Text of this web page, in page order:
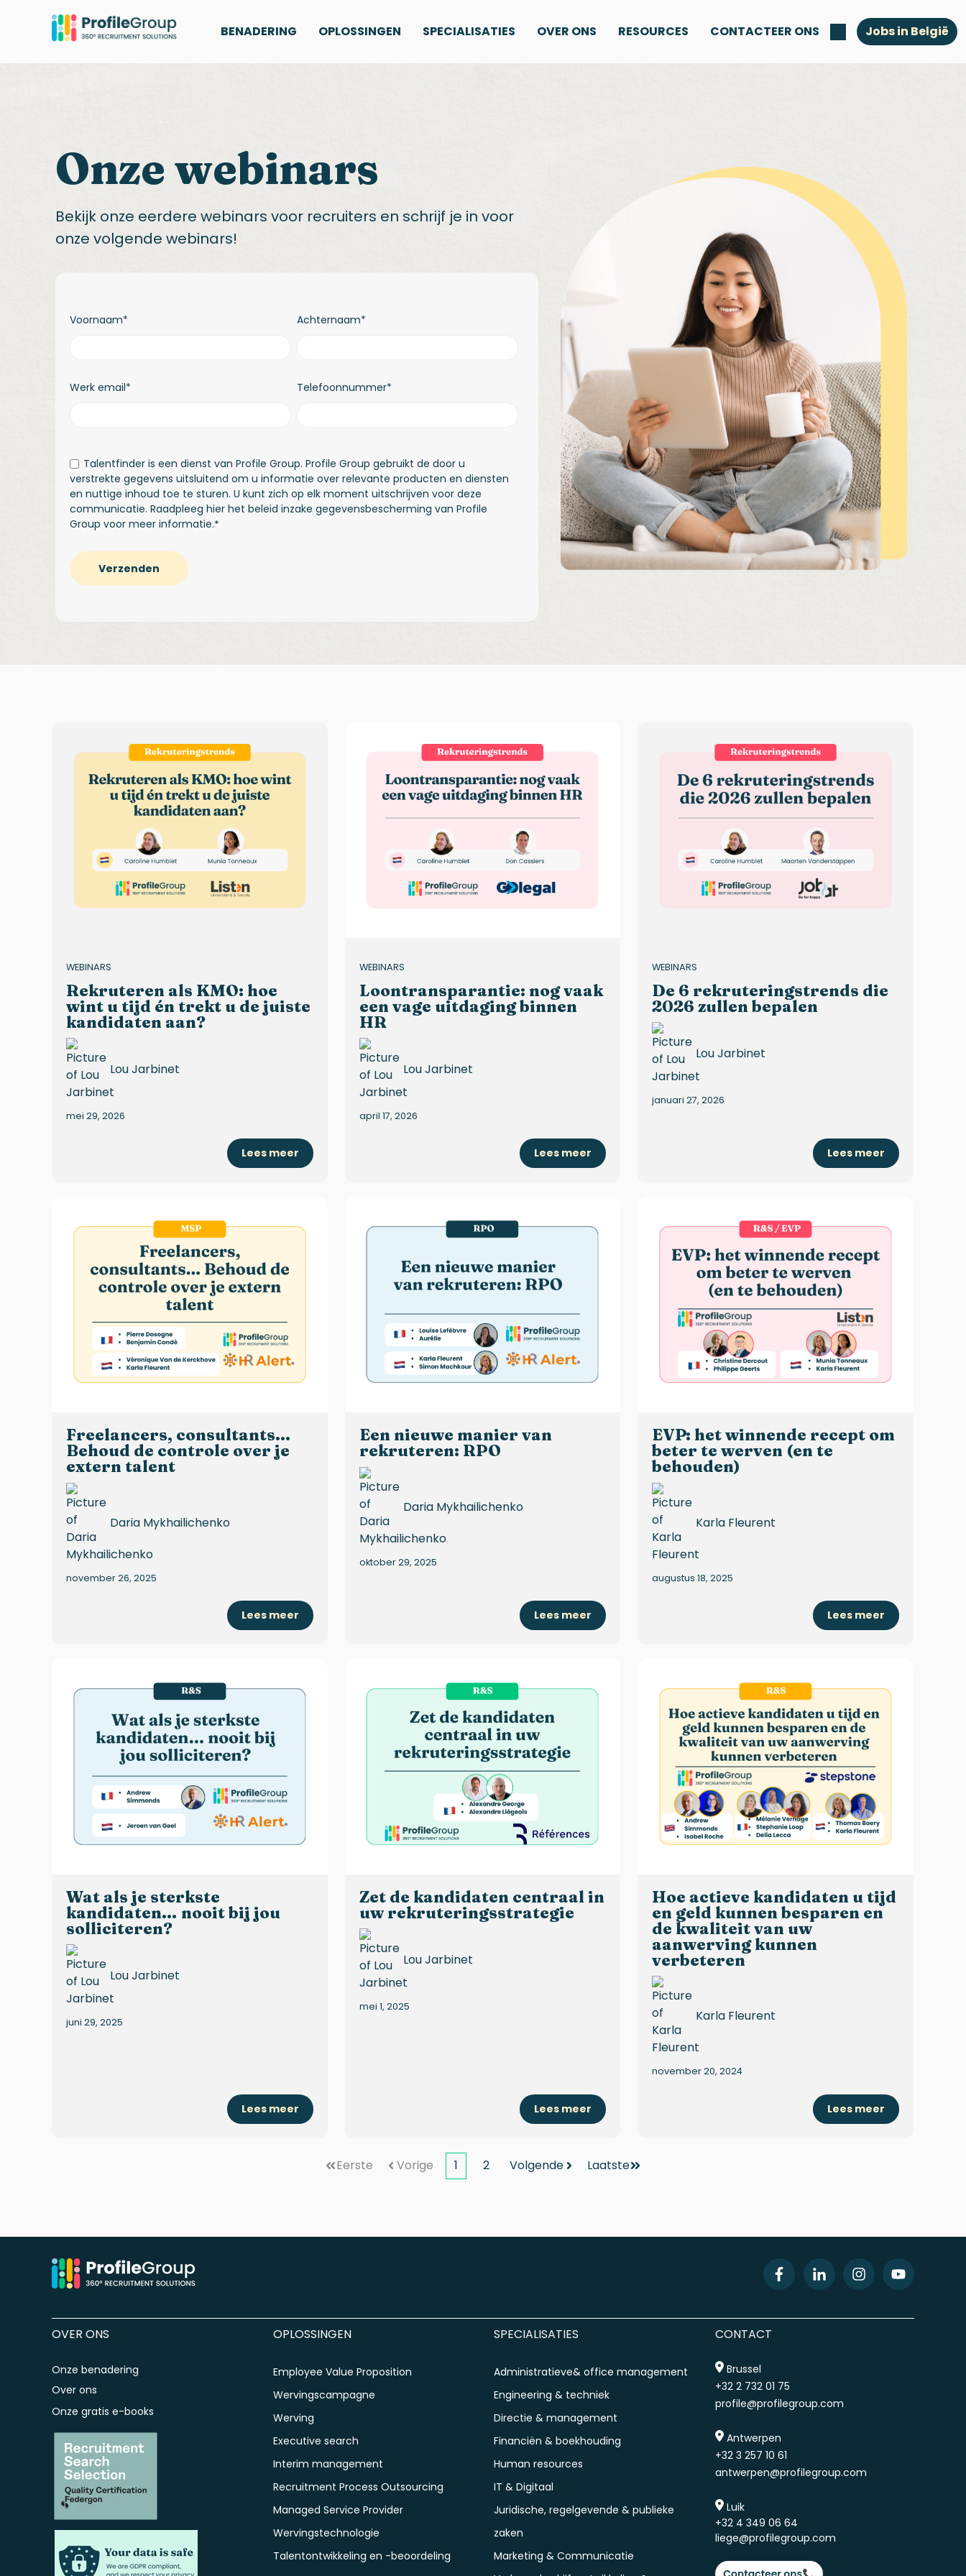
BENADERING OPLOSSINGEN SPECIALISATIES OVER ONS RESOURCES CONTACTEER ONS Jobs in België
Onze webinars
Bekijk onze eerdere webinars voor recruiters en schrijf je in voor
onze volgende webinars!
Voornaam* Achternaam*
Werk email* Telefoonnummer*
Talentfinder is een dienst van Profile Group. Profile Group gebruikt de door u
verstrekte gegevens uitsluitend om u informatie over relevante producten en diensten
en nuttige inhoud toe te sturen. U kunt zich op elk moment uitschrijven voor deze
communicatie. Raadpleeg hier het beleid inzake gegevensbescherming van Profile
Group voor meer informatie.*
WEBINARS
Rekruteren als KMO: hoe
wint u tijd én trekt u de juiste
kandidaten aan?
Lou Jarbinet
mei 29, 2026
Lees meer
WEBINARS
Loontransparantie: nog vaak
een vage uitdaging binnen
HR
Lou Jarbinet
april 17, 2026
Lees meer
WEBINARS
De 6 rekruteringstrends die
2026 zullen bepalen
Lou Jarbinet
januari 27, 2026
Lees meer
Freelancers, consultants...
Behoud de controle over je
extern talent
Daria Mykhailichenko
november 26, 2025
Lees meer
Een nieuwe manier van
rekruteren: RPO
Daria Mykhailichenko
oktober 29, 2025
Lees meer
EVP: het winnende recept om
beter te werven (en te
behouden)
Karla Fleurent
augustus 18, 2025
Lees meer
Wat als je sterkste
kandidaten… nooit bij jou
solliciteren?
Lou Jarbinet
juni 29, 2025
Lees meer
Zet de kandidaten centraal in
uw rekruteringsstrategie
Lou Jarbinet
mei 1, 2025
Lees meer
Hoe actieve kandidaten u tijd
en geld kunnen besparen en
de kwaliteit van uw
aanwerving kunnen
verbeteren
Karla Fleurent
november 20, 2024
Lees meer
Eerste Vorige 1 2 Volgende Laatste
OVER ONS
Onze benadering
Over ons
Onze gratis e-books
OPLOSSINGEN
Employee Value Proposition
Wervingscampagne
Werving
Executive search
Interim management
Recruitment Process Outsourcing
Managed Service Provider
Wervingstechnologie
Talentontwikkeling en -beoordeling
SPECIALISATIES
Administratieve& office management
Engineering & techniek
Directie & management
Financiën & boekhouding
Human resources
IT & Digitaal
Juridische, regelgevende & publieke
zaken
Marketing & Communicatie
CONTACT
Brussel
+32 2 732 01 75
profile@profilegroup.com
Antwerpen
+32 3 257 10 61
antwerpen@profilegroup.com
Luik
+32 4 349 06 64
liege@profilegroup.com